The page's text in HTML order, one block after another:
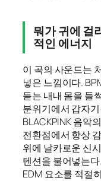
뭐가 귀에 걸
적인 에너지
이 곡의 사운드는
넣은 느낌이다.
듣는 내내 몸을 들
분위기에서 갑자기
BLACKPINK 음악
전환점에서 항상
위에 날카로운 신
텐션을 불어넣는
EDM 요소를 적절